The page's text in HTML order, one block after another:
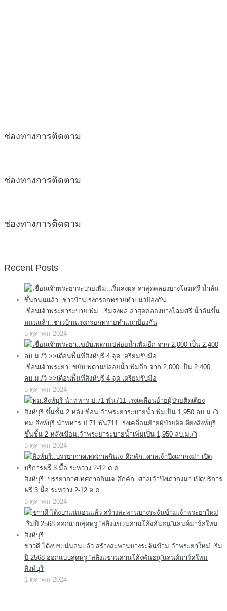
ช่องทางการติดตาม
ช่องทางการติดตาม
ช่องทางการติดตาม
Recent Posts
เขื่อนเจ้าพระยาระบายเพิ่ม..เริ่มส่งผล ล่าสุดคลองบางโฉมศรี น้ำล้นขึ้น
ถนนแล้ว..ชาวบ้านเร่งกรอกทรายทำแนวป้องกัน
5 ตุลาคม 2024
เขื่อนเจ้าพระยา..ขยับเพดานปล่อยน้ำเพิ่มอีก จาก 2,000 เป็น 2,400
ลบ.ม./วิ >>เตือนพื้นที่สิงห์บุรี 4 จุด เตรียมรับมือ
5 ตุลาคม 2024
ทม.สิงห์บุรี นำทหาร ป.71 พัน711 เร่งเคลื่อนย้ายผู้ป่วยติดเตียงสิงห์บุรี
ขึ้นชั้น 2 หลังเขื่อนเจ้าพระยาระบายน้ำเพิ่มเป็น 1,950 ลบ.ม./วิ
3 ตุลาคม 2024
สิงห์บุรี..บรรยากาศเทศกาลกินเจ คึกคัก..ศาลเจ้าปึงเถ่ากงม่า เปิดบริการ
ฟรี 3 มื้อ ระหว่าง 2-12 ต.ค
3 ตุลาคม 2024
ข่าวดี ได้งบฯแน่นอนแล้ว สร้างสะพานบางระจันข้ามเจ้าพระยาใหม่ เริ่ม
ปี 2568 ออกแบบสุดหรู “สลิงแขวนคานโค้งคันธนู”แลนด์มาร์คใหม่
สิงห์บุรี
1 ตุลาคม 2024